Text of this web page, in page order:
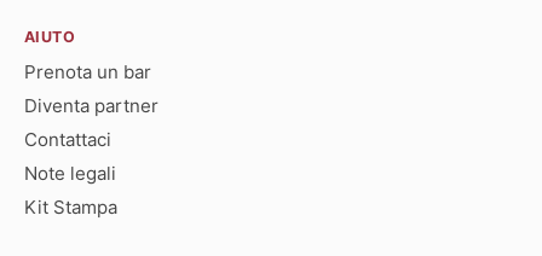
AIUTO
Prenota un bar
Diventa partner
Contattaci
Note legali
Kit Stampa